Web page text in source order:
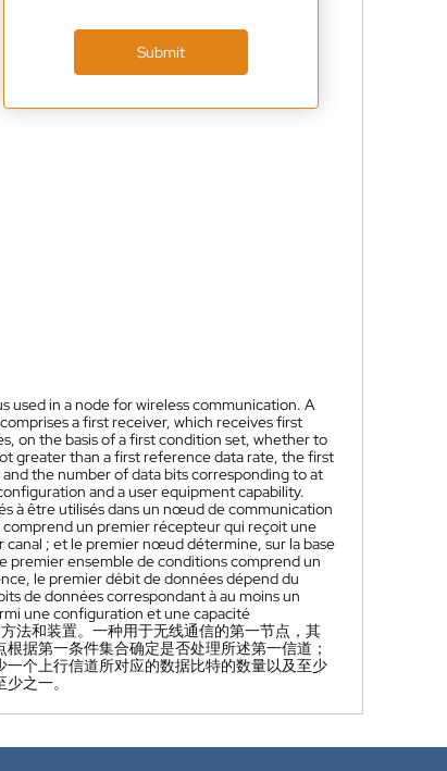
Submit
used in a node for wireless communication. A
a first receiver, which receives first
on the basis of a first condition set, whether to
greater than a first reference data rate, the first
the number of data bits corresponding to at
and a user equipment capability.
à être utilisés dans un nœud de communication
un premier récepteur qui reçoit une
; et le premier nœud détermine, sur la base
premier ensemble de conditions comprend un
le premier débit de données dépend du
de données correspondant à au moins un
une configuration et une capacité
法和装置。一种用于无线通信的第一节点，其
据第一条件集合确定是否处理所述第一信道；
个上行信道所对应的数据比特的数量以及至少
之一。